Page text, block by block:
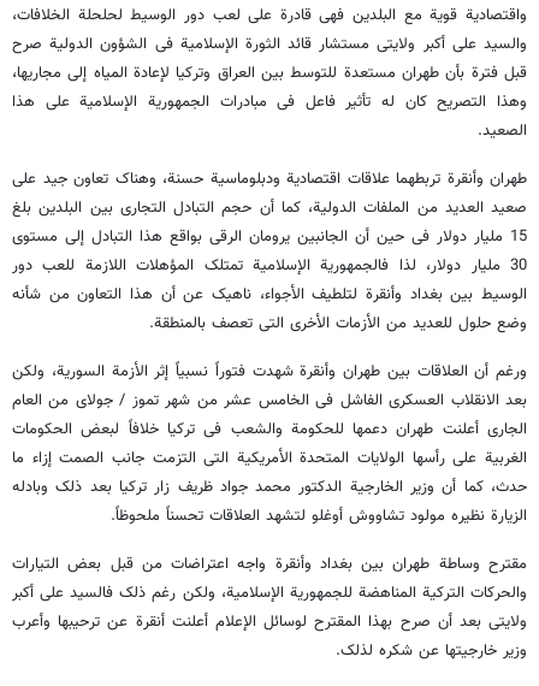
واقتصادیة قویة مع البلدین فهی قادرة على لعب دور الوسیط لحلحلة الخلافات،
والسید علی أکبر ولایتی مستشار قائد الثورة الإسلامیة فی الشؤون الدولیة صرح
قبل فترة بأن طهران مستعدة للتوسط بین العراق وترکیا لإعادة المیاه إلى مجاریها،
وهذا التصریح کان له تأثیر فاعل فی مبادرات الجمهوریة الإسلامیة على هذا
الصعید.
طهران وأنقرة تربطهما علاقات اقتصادیة ودبلوماسیة حسنة، وهناک تعاون جید على
صعید العدید من الملفات الدولیة، کما أن حجم التبادل التجاری بین البلدین بلغ
15 ملیار دولار فی حین أن الجانبین یرومان الرقی بواقع هذا التبادل إلى مستوى
30 ملیار دولار، لذا فالجمهوریة الإسلامیة تمتلک المؤهلات اللازمة للعب دور
الوسیط بین بغداد وأنقرة لتلطیف الأجواء، ناهیک عن أن هذا التعاون من شأنه
وضع حلول للعدید من الأزمات الأخرى التی تعصف بالمنطقة.
ورغم أن العلاقات بین طهران وأنقرة شهدت فتوراً نسبیاً إثر الأزمة السوریة، ولکن
بعد الانقلاب العسکری الفاشل فی الخامس عشر من شهر تموز / جولای من العام
الجاری أعلنت طهران دعمها للحکومة والشعب فی ترکیا خلافاً لبعض الحکومات
الغربیة على رأسها الولایات المتحدة الأمریکیة التی التزمت جانب الصمت إزاء ما
حدث، کما أن وزیر الخارجیة الدکتور محمد جواد ظریف زار ترکیا بعد ذلک وبادله
الزیارة نظیره مولود تشاووش أوغلو لتشهد العلاقات تحسناً ملحوظاً.
مقترح وساطة طهران بین بغداد وأنقرة واجه اعتراضات من قبل بعض التیارات
والحرکات الترکیة المناهضة للجمهوریة الإسلامیة، ولکن رغم ذلک فالسید علی أکبر
ولایتی بعد أن صرح بهذا المقترح لوسائل الإعلام أعلنت أنقرة عن ترحیبها وأعرب
وزیر خارجیتها عن شکره لذلک.